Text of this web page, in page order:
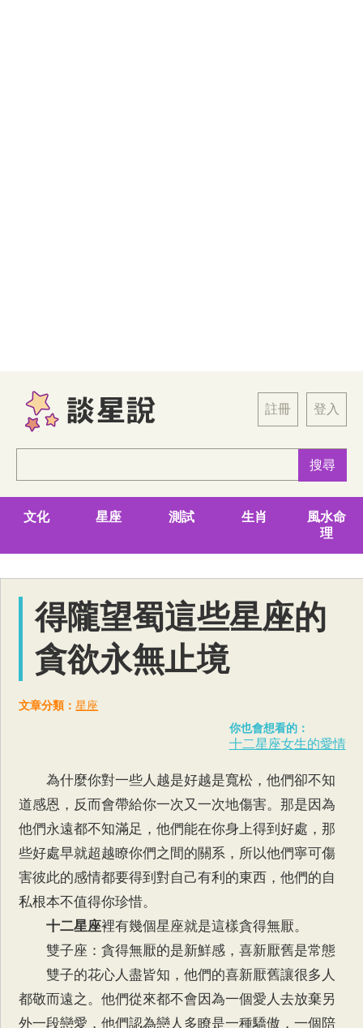
註冊 登入
文化 星座 測試 生肖
風水命
理
得隴望蜀這些星座的
貪欲永無止境
文章分類：星座
你也會想看的：
十二星座女生的愛情
為什麼你對一些人越是好越是寬松，他們卻不知
道感恩，反而會帶給你一次又一次地傷害。那是因為
他們永遠都不知滿足，他們能在你身上得到好處，那
些好處早就超越瞭你們之間的關系，所以他們寧可傷
害彼此的感情都要得到對自己有利的東西，他們的自
私根本不值得你珍惜。
十二星座裡有幾個星座就是這樣貪得無厭。
雙子座：貪得無厭的是新鮮感，喜新厭舊是常態
雙子的花心人盡皆知，他們的喜新厭舊讓很多人
都敬而遠之。他們從來都不會因為一個愛人去放棄另
外一段戀愛，他們認為戀人多瞭是一種驕傲，一個陪